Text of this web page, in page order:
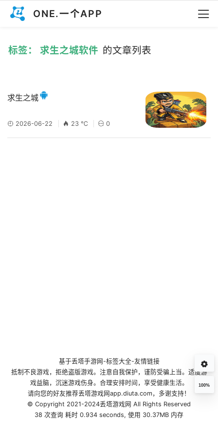
ONE.一个APP
标签： 求生之城软件 的文章列表
求生之城
2026-06-22 23 ℃ 0
100%
基于丢塔手游网 -标签大全-友情链接
抵制不良游戏，拒绝盗版游戏。注意自我保护，谨防受骗上当。适度游
戏益脑，沉迷游戏伤身。合理安排时间，享受健康生活。
请向您的好友推荐丢塔游戏网app.diuta.com，多谢支持！
© Copyright 2021-2024丢塔游戏网 All Rights Reserved
38 次查询 耗时 0.934 seconds, 使用 30.37MB 内存